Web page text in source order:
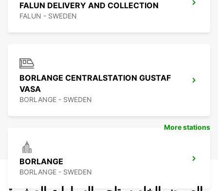
FALUN DELIVERY AND COLLECTION
FALUN - SWEDEN
BORLANGE CENTRALSTATION GUSTAF
VASA
BORLANGE - SWEDEN
BORLANGE
BORLANGE - SWEDEN
More stations